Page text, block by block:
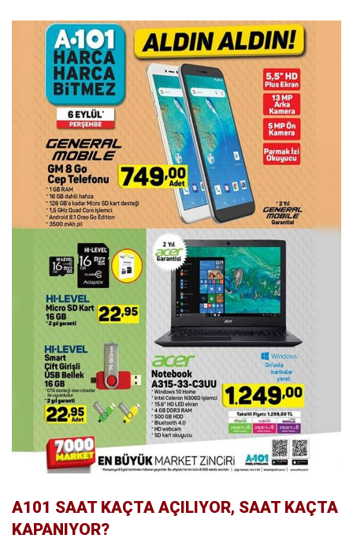
A101 SAAT KAÇTA AÇILIYOR, SAAT KAÇTA
KAPANIYOR?